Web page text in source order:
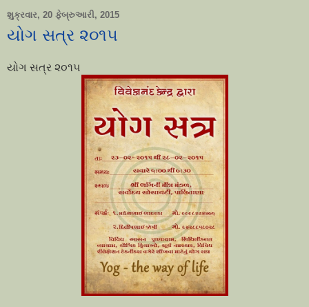
શુક્રવાર, 20 ફેબ્રુઆરી, 2015
યોગ સત્ર ૨૦૧૫
યોગ સત્ર ૨૦૧૫